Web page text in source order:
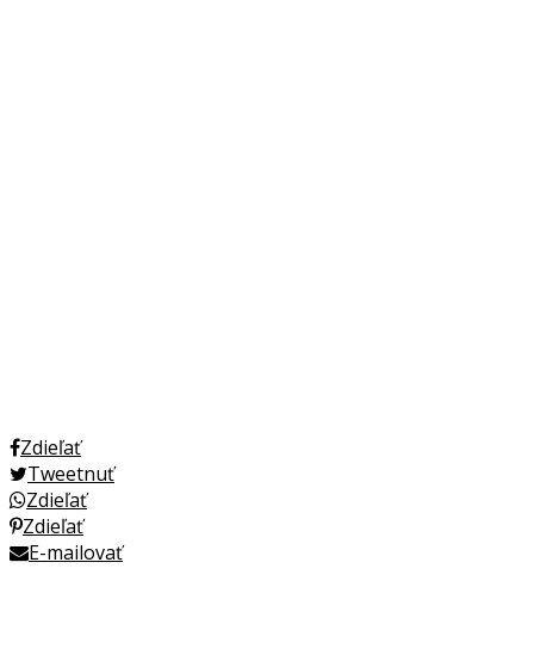
Zdieľať
Tweetnuť
Zdieľať
Zdieľať
E-mailovať